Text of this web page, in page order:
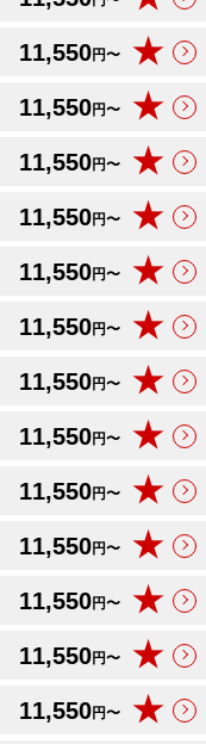
11,550円〜 ★
11,550円〜 ★
11,550円〜 ★
11,550円〜 ★
11,550円〜 ★
11,550円〜 ★
11,550円〜 ★
11,550円〜 ★
11,550円〜 ★
11,550円〜 ★
11,550円〜 ★
11,550円〜 ★
11,550円〜 ★